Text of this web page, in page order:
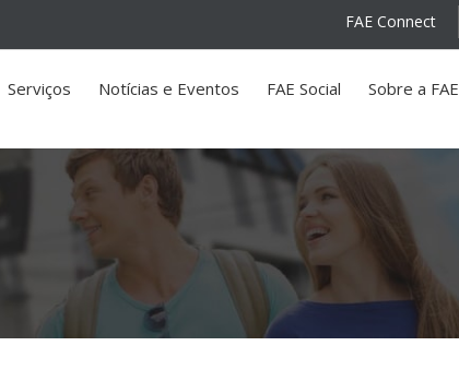
FAE Connect
Serviços Notícias e Eventos FAE Social Sobre a FAE